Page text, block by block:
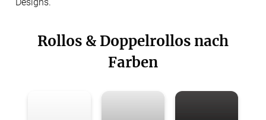
Rollos & Doppelrollos nach
Farben